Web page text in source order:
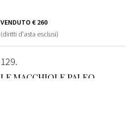
VENDUTO € 260
(diritti d'asta esclusi)
129
LE MACCHIOLE PALEO